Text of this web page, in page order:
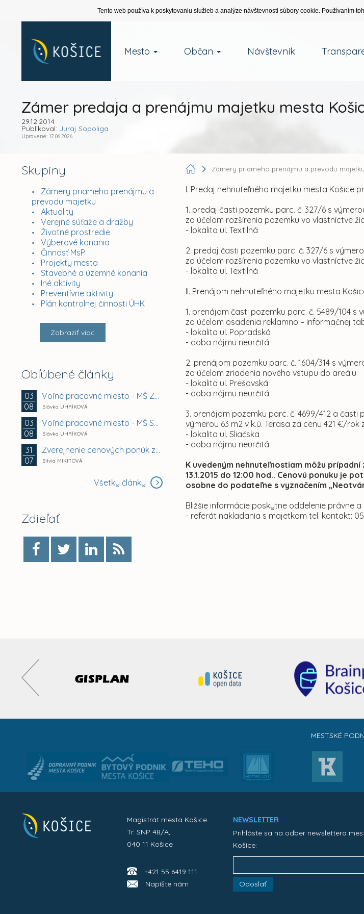
Tento web používa k poskytovaniu služieb a analýze návštevnosti súbory cookie. Používaním
Mesto Občan Návštevník
Zámer predaja a prenájmu majetku mesta
29.12.2014
Publikoval: Juraj Sopoliga
Upravené: 12.06.2026
Skupiny
Zámery priameho prenájmu a
prevodu majetku
Aktuality
Verejné súťaže a dražby
Životné prostredie
Výberové konania
Činnosť MsP
Projekty mesta
Stavebné a územné konania
Iné aktivity
Preventívne aktivity
Plán kontrolnej činnosti ÚHK
Zobraziť viac
Obľúbené články
03
08
Voľné pracovné miesto - MŠ Zuzkin park 2, Košice -...
Slávka UHRÍKOVÁ
03
08
Voľné pracovné miesto - MŠ Smetanova 11, Košice -...
Slávka UHRÍKOVÁ
31
07
Zverejnenie cenových ponúk záujemcov na prenájom...
Silvia MIKITOVÁ
Všetky články
Zdieľať
Zámery priameho prenájmu a prevodu majetku
I. Predaj nehnuteľného majetku mesta Košice
1. predaj časti pozemku parc. č. 327/6 s
za účelom rozšírenia pozemku vo vlastníctve
- lokalita ul. Textilná
2. predaj časti pozemku parc. č. 327/6 s
za účelom rozšírenia pozemku vo vlastníctve
- lokalita ul. Textilná
II. Prenájom nehnuteľného majetku mesta
1. prenájom časti pozemku parc. č. 5489/104 s
za účelom osadenia reklamno – informačnej
- lokalita ul. Popradská
- doba nájmu neurčitá
2. prenájom pozemku parc. č. 1604/314 s
za účelom zriadenia nového vstupu do areálu
- lokalita ul. Prešovská
- doba nájmu neurčitá
3. prenájom pozemku parc. č. 4699/412 a časti
výmerou 63 m2 v k.ú. Terasa za cenu 421 €/
- lokalita ul. Sliačska
- doba nájmu neurčitá
K uvedeným nehnuteľnostiam môžu
13.1.2015 do 12:00 hod.. Cenovú ponuku je
osobne do podateľne s vyznačením
Bližšie informácie poskytne oddelenie právne a
- referát nakladania s majetkom tel. kontakt:
MESTSKÉ
Magistrát mesta Košice
Tr. SNP 48/A,
040 11 Košice
+421 55 6419 111
Napíšte nám
NEWSLETTER
Prihláste sa na odber newslettera
Košice:
Odoslať